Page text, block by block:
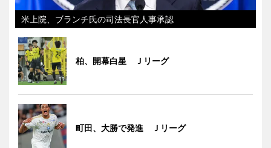
米上院、ブランチ氏の司法長官人事承認
柏、開幕白星 Ｊリーグ
町田、大勝で発進 Ｊリーグ